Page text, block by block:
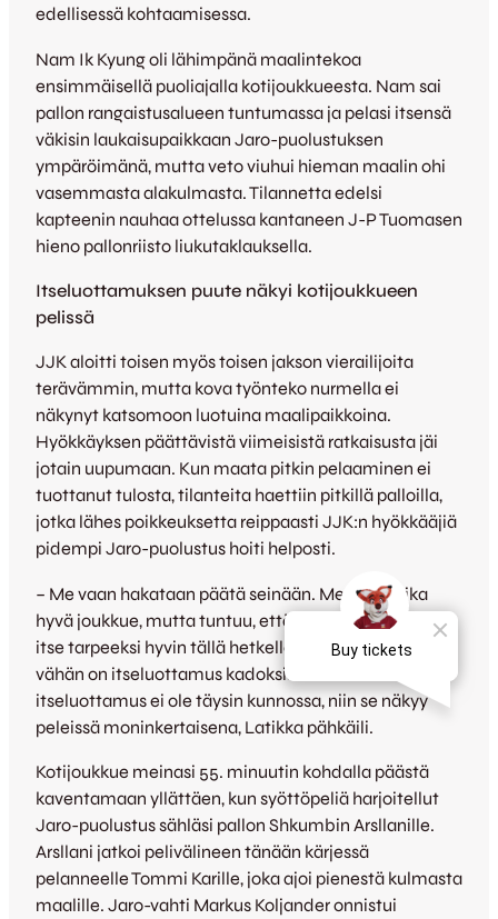
edellisessä kohtaamisessa.
Nam Ik Kyung oli lähimpänä maalintekoa
ensimmäisellä puoliajalla kotijoukkueesta. Nam sai
pallon rangaistusalueen tuntumassa ja pelasi itsensä
väkisin laukaisupaikkaan Jaro-puolustuksen
ympäröimänä, mutta veto viuhui hieman maalin ohi
vasemmasta alakulmasta. Tilannetta edelsi
kapteenin nauhaa ottelussa kantaneen J-P Tuomasen
hieno pallonriisto liukutaklauksella.
Itseluottamuksen puute näkyi kotijoukkueen
pelissä
JJK aloitti toisen myös toisen jakson vierailijoita
terävämmin, mutta kova työnteko nurmella ei
näkynyt katsomoon luotuina maalipaikkoina.
Hyökkäyksen päättävistä viimeisistä ratkaisusta jäi
jotain uupumaan. Kun maata pitkin pelaaminen ei
tuottanut tulosta, tilanteita haettiin pitkillä palloilla,
jotka lähes poikkeuksetta reippaasti JJK:n hyökkääjiä
pidempi Jaro-puolustus hoiti helposti.
– Me vaan hakataan päätä seinään. Meillä on aika
hyvä joukkue, mutta tuntuu, että tiedetäänkö me sitä
itse tarpeeksi hyvin tällä hetkellä. Tuntuu siltä, että
vähän on itseluottamus kadoksissa. Kun
itseluottamus ei ole täysin kunnossa, niin se näkyy
peleissä moninkertaisena, Latikka pähkäili.
Kotijoukkue meinasi 55. minuutin kohdalla päästä
kaventamaan yllättäen, kun syöttöpeliä harjoitellut
Jaro-puolustus sähläsi pallon Shkumbin Arsllanille.
Arsllani jatkoi pelivälineen tänään kärjessä
pelanneelle Tommi Karille, joka ajoi pienestä kulmasta
maalille. Jaro-vahti Markus Koljander onnistui